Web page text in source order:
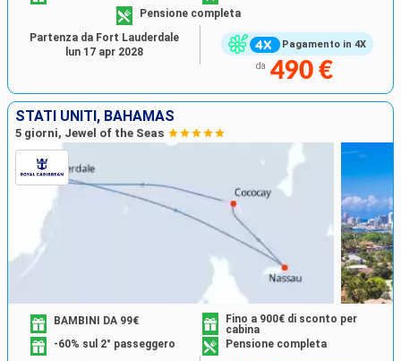
Pagamento in 4X
Pensione completa
da 490 €
Partenza da Fort Lauderdale
lun 17 apr 2028
STATI UNITI, BAHAMAS
5 giorni, Jewel of the Seas
BAMBINI DA 99€
Fino a 900€ di sconto per
cabina
-60% sul 2° passeggero
Pensione completa